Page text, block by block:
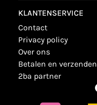
KLANTENSERVICE
contact
privacy policy
over ons
betalen en verzenden
2ba partner